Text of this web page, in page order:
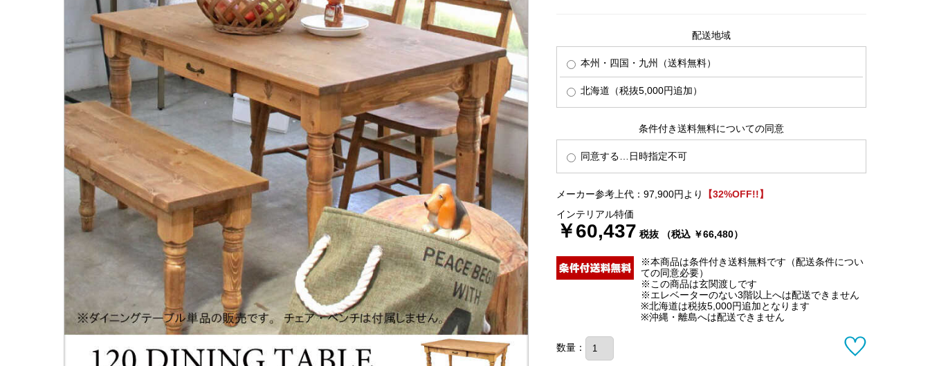
配送地域
本州・四国・九州（送料無料）
北海道（税抜5,000円追加）
条件付き送料無料についての同意
同意する…日時指定不可
メーカー参考上代：97,900円より
【32%OFF!!】
インテリアル特価
￥60,437 税抜 （税込 ￥66,480）
※本商品は条件付き送料無料です（配送条件につい
ての同意必要）
※この商品は玄関渡しです
※エレベーターのない3階以上へは配送できません
※北海道は税抜5,000円追加となります
※沖縄・離島へは配送できません
数量：